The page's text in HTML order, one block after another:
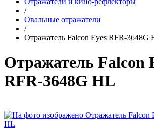
/
Овальные отражатели
/
Отражатель Falcon Eyes RFR-3648G
Отражатель Falcon
RFR-3648G HL